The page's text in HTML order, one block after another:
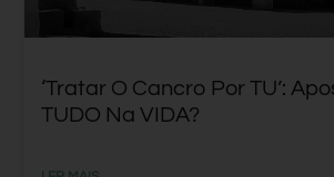
‘Tratar O Cancro Por TU’:
TUDO Na VIDA?